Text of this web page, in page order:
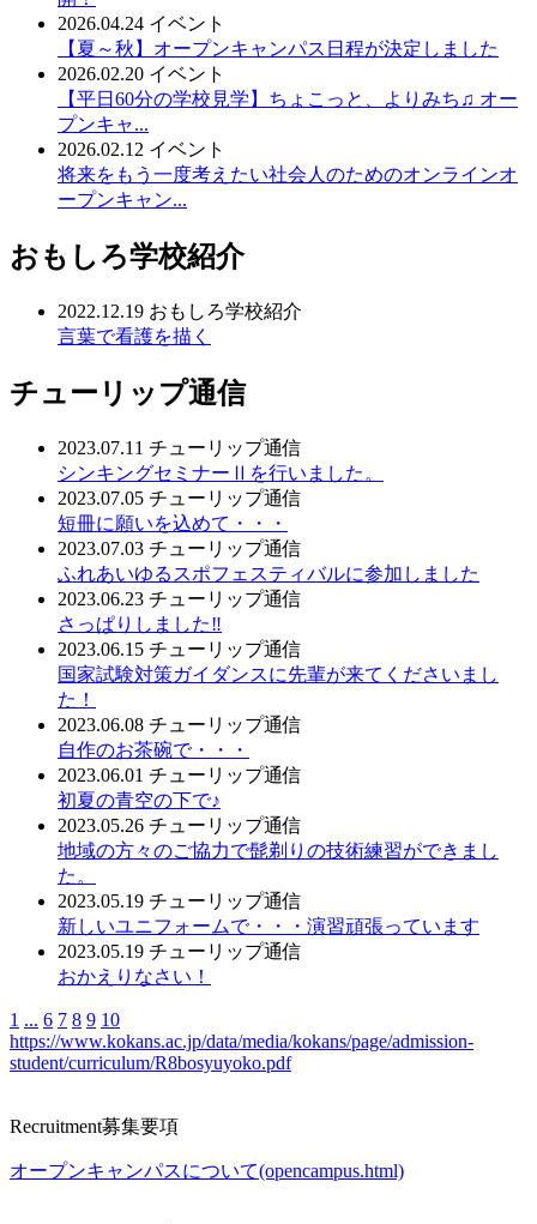
2026.04.24 イベント
【夏～秋】オープンキャンパス日程が決定しました
2026.02.20 イベント
【平日60分の学校見学】ちょこっと、よりみち♫ オー
プンキャ...
2026.02.12 イベント
将来をもう一度考えたい社会人のためのオンラインオ
ープンキャン...
おもしろ学校紹介
2022.12.19 おもしろ学校紹介
言葉で看護を描く
チューリップ通信
2023.07.11 チューリップ通信
シンキングセミナーⅡを行いました。
2023.07.05 チューリップ通信
短冊に願いを込めて・・・
2023.07.03 チューリップ通信
ふれあいゆるスポフェスティバルに参加しました
2023.06.23 チューリップ通信
さっぱりしました‼
2023.06.15 チューリップ通信
国家試験対策ガイダンスに先輩が来てくださいまし
た！
2023.06.08 チューリップ通信
自作のお茶碗で・・・
2023.06.01 チューリップ通信
初夏の青空の下で♪
2023.05.26 チューリップ通信
地域の方々のご協力で髭剃りの技術練習ができまし
た。
2023.05.19 チューリップ通信
新しいユニフォームで・・・演習頑張っています
2023.05.19 チューリップ通信
おかえりなさい！
1 ... 6 7 8 9 10
https://www.kokans.ac.jp/data/media/kokans/page/admission-
student/curriculum/R8bosyuyoko.pdf
Recruitment募集要項
オープンキャンパスについて(opencampus.html)